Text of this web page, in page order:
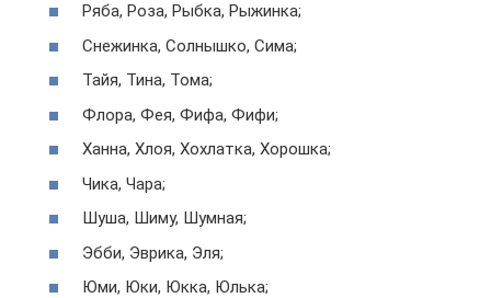
Ряба, Роза, Рыбка, Рыжинка;
Снежинка, Солнышко, Сима;
Тайя, Тина, Тома;
Флора, Фея, Фифа, Фифи;
Ханна, Хлоя, Хохлатка, Хорошка;
Чика, Чара;
Шуша, Шиму, Шумная;
Эбби, Эврика, Эля;
Юми, Юки, Юкка, Юлька;